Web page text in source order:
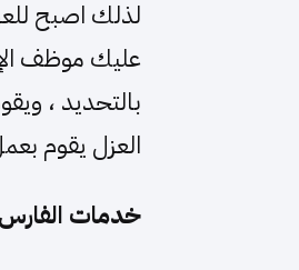
لذلك اصبح
عليك موظف
بالتحديد ،
العزل يقوم
خدمات الفارس